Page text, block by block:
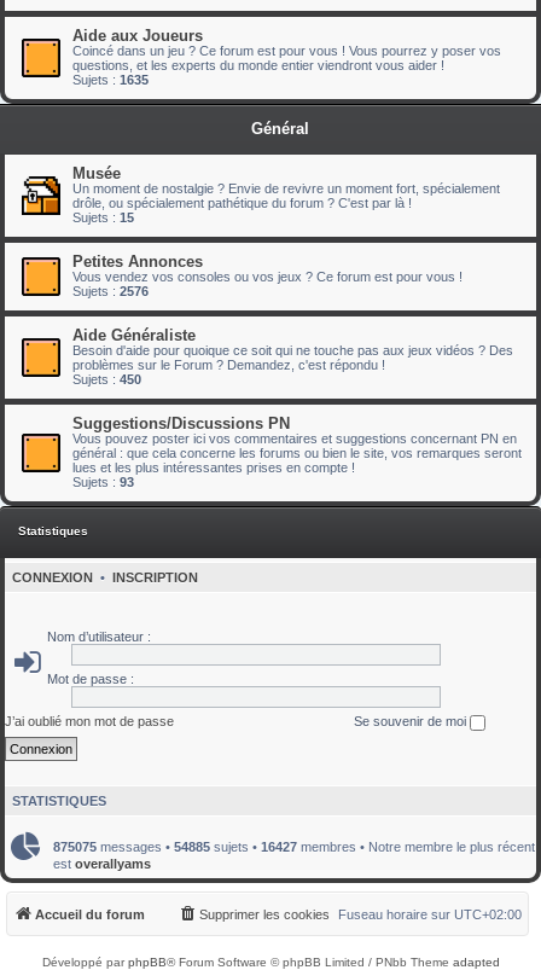
Aide aux Joueurs
Coincé dans un jeu ? Ce forum est pour vous ! Vous pourrez y poser vos
questions, et les experts du monde entier viendront vous aider !
Sujets : 1635
Général
Musée
Un moment de nostalgie ? Envie de revivre un moment fort, spécialement
drôle, ou spécialement pathétique du forum ? C'est par là !
Sujets : 15
Petites Annonces
Vous vendez vos consoles ou vos jeux ? Ce forum est pour vous !
Sujets : 2576
Aide Généraliste
Besoin d'aide pour quoique ce soit qui ne touche pas aux jeux vidéos ? Des
problèmes sur le Forum ? Demandez, c'est répondu !
Sujets : 450
Suggestions/Discussions PN
Vous pouvez poster ici vos commentaires et suggestions concernant PN en
général : que cela concerne les forums ou bien le site, vos remarques seront
lues et les plus intéressantes prises en compte !
Sujets : 93
Statistiques
CONNEXION • INSCRIPTION
Nom d’utilisateur :
Mot de passe :
J’ai oublié mon mot de passe Se souvenir de moi
STATISTIQUES
875075 messages • 54885 sujets • 16427 membres • Notre membre le plus récent
est overallyams
Accueil du forum Fuseau horaire sur UTC+02:00
Supprimer les cookies
Développé parphpBB® Forum Software © phpBB Limited / PNbb Theme adapted